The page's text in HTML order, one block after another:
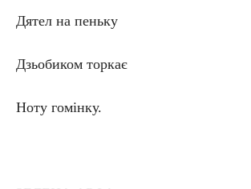
Дятел на пеньку
Дзьобиком торкає
Ноту гомінку.